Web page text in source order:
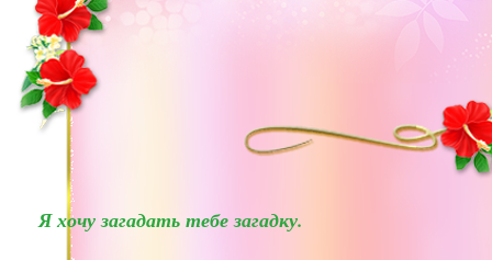
Я хочу загадать тебе загадку.